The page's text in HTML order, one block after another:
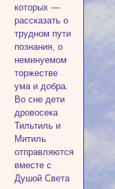
которых —
рассказать о
трудном пути
познания, о
неминуемом
торжестве
ума и добра.
Во сне дети
дровосека
Тильтиль и
Митиль
отправляются
вместе с
Душой Света